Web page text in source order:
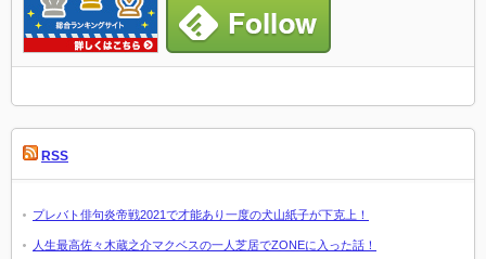
RSS
プレバト俳句炎帝戦2021で才能あり一度の犬山紙子が下克上！
人生最高佐々木蔵之介マクベスの一人芝居でZONEに入った話！